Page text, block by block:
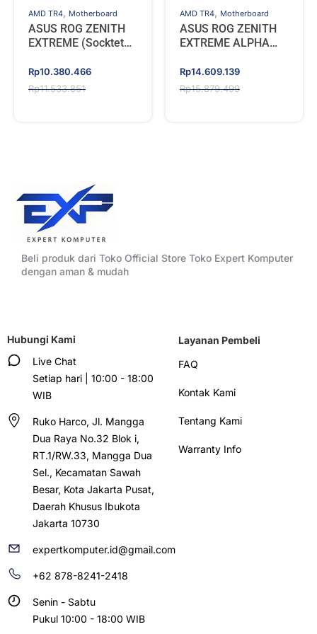
AMD TR4, Motherboard
ASUS ROG ZENITH
EXTREME (Socktet
Rp11.533.851
Original
price
Rp10.380.466
Current
price
AMD TR4, Motherboard
ASUS ROG ZENITH
EXTREME ALPHA
Rp15.879.499
Original
price
Rp14.609.139
Current
price
Beli produk dari Toko Official Store Toko Expert Komputer
dengan aman & mudah
Hubungi Kami
Live Chat
Setiap hari | 10:00 - 18:00
WIB
Ruko Harco, Jl. Mangga
Dua Raya No.32 Blok i,
RT.1/RW.33, Mangga Dua
Sel., Kecamatan Sawah
Besar, Kota Jakarta Pusat,
Daerah Khusus Ibukota
Jakarta 10730
expertkomputer.id@gmail.com
+62 878-8241-2418
Senin - Sabtu
Pukul 10:00 - 18:00 WIB
Layanan Pembeli
FAQ
Kontak Kami
Tentang Kami
Warranty Info